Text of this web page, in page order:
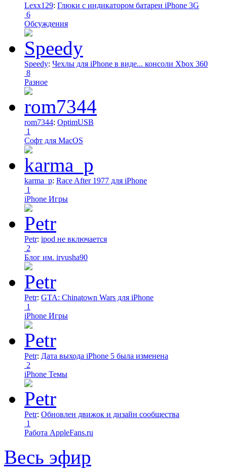
Lexx129: Глюки с индикатором батареи iPhone 3G
6
Обсуждения
Speedy: Чехлы для iPhone в виде... консоли Xbox 360
8
Разное
rom7344: OptimUSB
1
Софт для MacOS
karma_p: Race After 1977 для iPhone
1
iPhone Игры
Petr: ipod не включается
2
Блог им. irvusha90
Petr: GTA: Chinatown Wars для iPhone
1
iPhone Игры
Petr: Дата выхода iPhone 5 была изменена
2
iPhone Темы
Petr: Обновлен движок и дизайн сообщества
1
Работа AppleFans.ru
Весь эфир